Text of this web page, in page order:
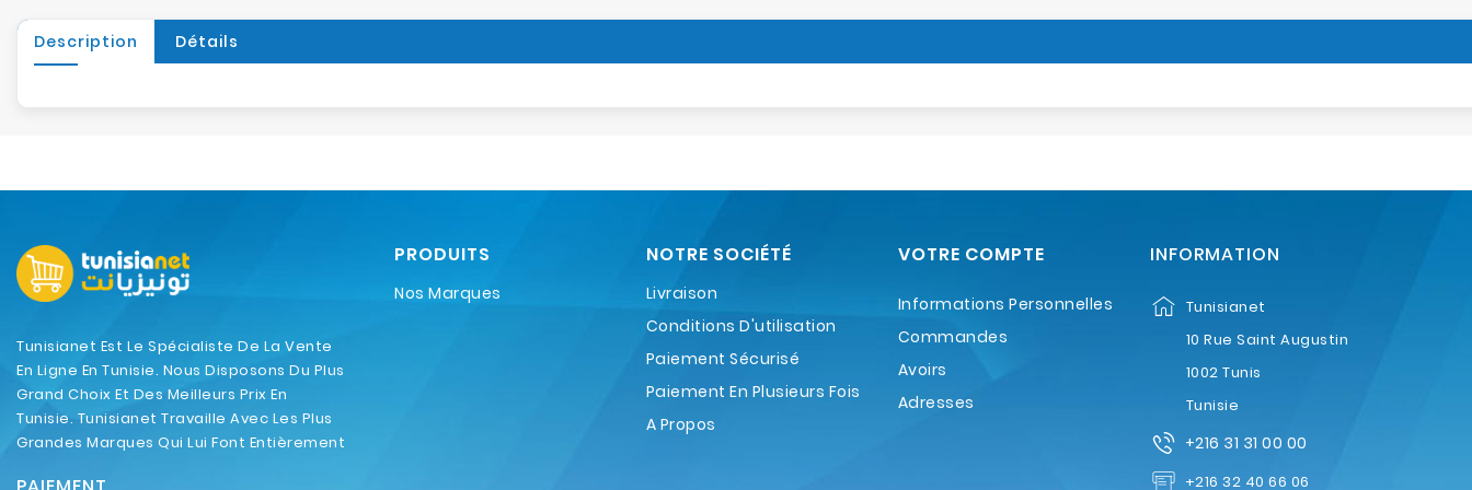
Description Détails
Tunisianet Est Le Spécialiste De La Vente
En Ligne En Tunisie. Nous Disposons Du Plus
Grand Choix Et Des Meilleurs Prix En
Tunisie. Tunisianet Travaille Avec Les Plus
Grandes Marques Qui Lui Font Entièrement
PRODUITS
Nos Marques
NOTRE SOCIÉTÉ
Livraison
Conditions D'utilisation
Paiement Sécurisé
Paiement En Plusieurs Fois
A Propos
VOTRE COMPTE
Informations Personnelles
Commandes
Avoirs
Adresses
INFORMATION
Tunisianet
10 Rue Saint Augustin
1002 Tunis
Tunisie
+216 31 31 00 00
+216 32 40 66 06